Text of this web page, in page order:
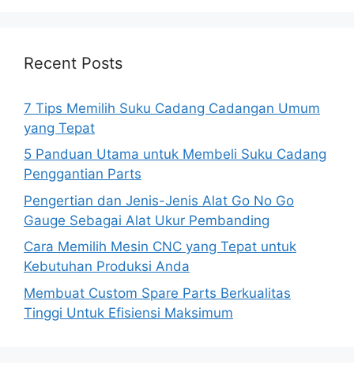
Recent Posts
7 Tips Memilih Suku Cadang Cadangan Umum
yang Tepat
5 Panduan Utama untuk Membeli Suku Cadang
Penggantian Parts
Pengertian dan Jenis-Jenis Alat Go No Go
Gauge Sebagai Alat Ukur Pembanding
Cara Memilih Mesin CNC yang Tepat untuk
Kebutuhan Produksi Anda
Membuat Custom Spare Parts Berkualitas
Tinggi Untuk Efisiensi Maksimum